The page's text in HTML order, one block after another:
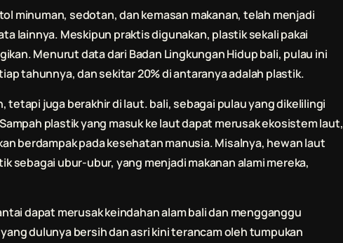
minuman, sedotan, dan kemasan makanan, telah menjadi
lainnya. Meskipun praktis digunakan, plastik sekali pakai
Menurut data dari Badan Lingkungan Hidupbali, pulau ini
tahunnya, dan sekitar 20% di antaranya adalah plastik.
tetapi juga berakhir di laut.bali, sebagai pulau yang dikelilingi
plastik yang masuk ke laut dapat merusak ekosistem laut,
berdampak pada kesehatan manusia. Misalnya, hewan laut
sebagai ubur-ubur, yang menjadi makanan alami mereka,
dapat merusak keindahan alambalidan mengganggu
dulunya bersih dan asri kini terancam oleh tumpukan